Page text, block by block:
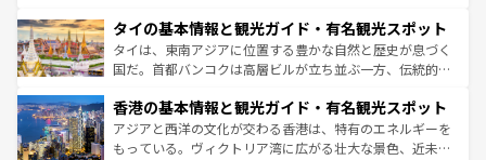
わってみてほしい。 なお、新着の韓国情報はコンテンツ一
覧 を参照してほしい。
急速な発展と共に伝統が息づく。ハノイの古い町並みやホ
ーチミン市のフランス統治時代の建物も、独特の雰囲気を
醸し出している。また、バラエティの豊かさとおいしさで
とつ。フォーやバインミー、ベトナムコーヒーなどは、ぜ
ひ現地で味わいたい。どの地域を訪れてもあたたかい人々
が旅行者を迎えてくれるので、きっと忘れられない旅にな
タイの基本情報と観光ガイド・有名観光スポット
タイは、東南アジアに位置する豊かな自然と歴史が息づく
国だ。首都バンコクは高層ビルが立ち並ぶ一方、伝統的な
の活気が交差している。北部ではチェンマイなどの山岳地
帯で自然と触れ合い、南部ではプーケットやクラビの美し
いビーチでリゾート気分を楽しむことができる。タイ料理
香港の基本情報と観光ガイド・有名観光スポット
アジアと西洋の文化が交わる香港は、特有のエネルギーを
もっている。ヴィクトリア湾に広がる壮大な景色、近未来